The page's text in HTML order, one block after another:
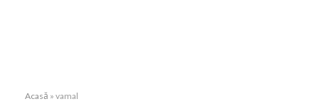
Acasă » vamal